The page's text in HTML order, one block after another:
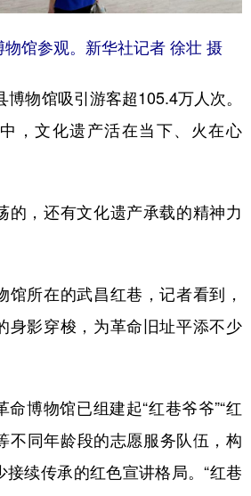
馆参观。新华社记者 徐壮 摄
物馆吸引游客超105.4万人次。
，文化遗产活在当下、火在心
，还有文化遗产承载的精神力
所在的武昌红巷，记者看到，
身影穿梭，为革命旧址平添不少
博物馆已组建起“红巷爷爷”“红
不同年龄段的志愿服务队伍，构
接续传承的红色宣讲格局。“红巷